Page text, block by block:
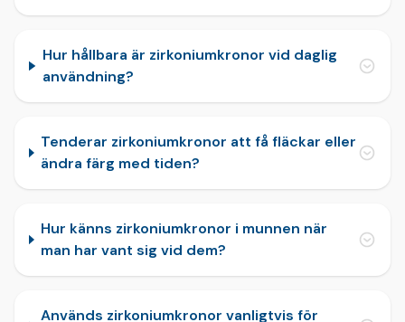
Hur hållbara är zirkoniumkronor vid daglig
användning?
Tenderar zirkoniumkronor att få fläckar eller
ändra färg med tiden?
Hur känns zirkoniumkronor i munnen när
man har vant sig vid dem?
Används zirkoniumkronor vanligtvis för